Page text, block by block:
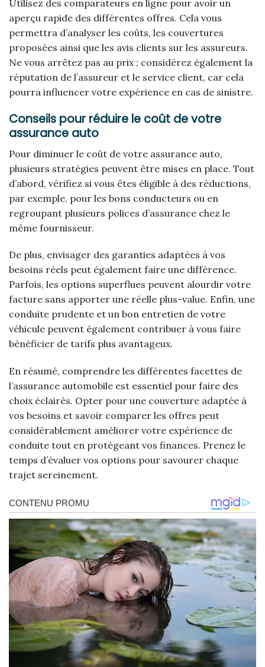
Utilisez des comparateurs en ligne pour avoir un
aperçu rapide des différentes offres. Cela vous
permettra d’analyser les coûts, les couvertures
proposées ainsi que les avis clients sur les assureurs.
Ne vous arrêtez pas au prix ; considérez également la
réputation de l’assureur et le service client, car cela
pourra influencer votre expérience en cas de sinistre.
Conseils pour réduire le coût de votre
assurance auto
Pour diminuer le coût de votre assurance auto,
plusieurs stratégies peuvent être mises en place. Tout
d’abord, vérifiez si vous êtes éligible à des réductions,
par exemple, pour les bons conducteurs ou en
regroupant plusieurs polices d’assurance chez le
même fournisseur.
De plus, envisager des garanties adaptées à vos
besoins réels peut également faire une différence.
Parfois, les options superflues peuvent alourdir votre
facture sans apporter une réelle plus-value. Enfin, une
conduite prudente et un bon entretien de votre
véhicule peuvent également contribuer à vous faire
bénéficier de tarifs plus avantageux.
En résumé, comprendre les différentes facettes de
l’assurance automobile est essentiel pour faire des
choix éclairés. Opter pour une couverture adaptée à
vos besoins et savoir comparer les offres peut
considérablement améliorer votre expérience de
conduite tout en protégeant vos finances. Prenez le
temps d’évaluer vos options pour savourer chaque
trajet sereinement.